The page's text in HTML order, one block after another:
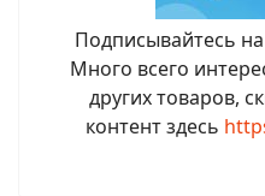
Подписывайтесь
Много всего
других товаров,
контент здесь